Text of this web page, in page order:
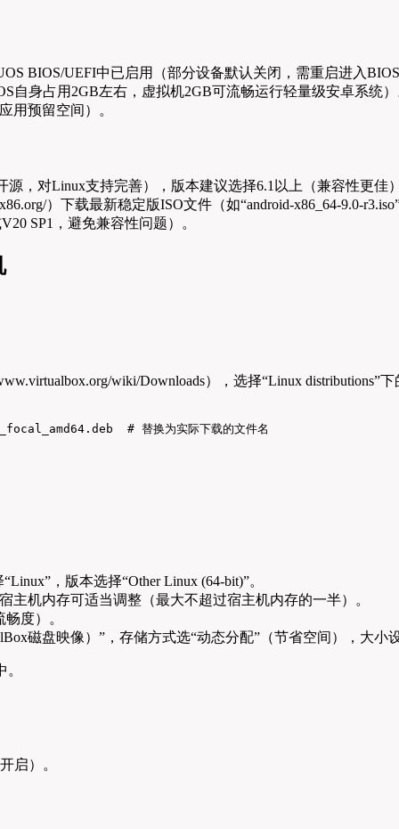
BIOS/UEFI中已启用（部分设备默认关闭，需重启进入
自身占用2GB左右，虚拟机2GB可流畅运行轻量级安卓系统
用预留空间）。
源，对Linux支持完善），版本建议选择6.1以上（兼容性更佳
）下载最新稳定版ISO文件（如“android-x86_64-9.0-
SP1，避免兼容性问题）。
wiki/Downloads），选择“Linux distributions”
# 替换为实际下载的文件名
，版本选择“Other Linux (64-bit)”。
主机内存可适当调整（最大不超过宿主机内存的一半）。
度）。
磁盘映像）”，存储方式选“动态分配”（节省空间），大小
启）。